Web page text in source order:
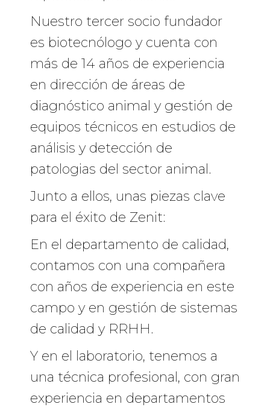
Nuestro tercer socio fundador
es biotecnólogo y cuenta con
más de 14 años de experiencia
en dirección de áreas de
diagnóstico animal y gestión de
equipos técnicos en estudios de
análisis y detección de
patologias del sector animal.
Junto a ellos, unas piezas clave
para el éxito de Zenit:
En el departamento de calidad,
contamos con una compañera
con años de experiencia en este
campo y en gestión de sistemas
de calidad y RRHH.
Y en el laboratorio, tenemos a
una técnica profesional, con gran
experiencia en departamentos